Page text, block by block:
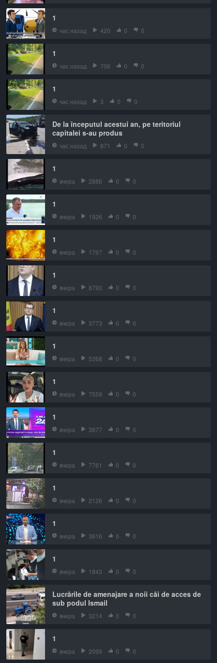
1
час назад 420 0 0
1
час назад 706 0 0
1
час назад 3 0 0
De la începutul acestui an, pe teritoriul
capitalei s-au produs
час назад 871 0 0
1
вчера 2886 0 0
1
вчера 1926 0 0
1
вчера 1767 0 0
1
вчера 8793 0 0
1
вчера 3773 0 0
1
вчера 5268 0 0
1
вчера 7559 0 0
1
вчера 3877 0 0
1
вчера 7761 0 0
1
вчера 2126 0 0
1
вчера 3616 0 0
1
вчера 1843 0 0
Lucrările de amenajare a noii căi de acces de
sub podul Ismail
вчера 3214 0 0
1
вчера 2099 0 0